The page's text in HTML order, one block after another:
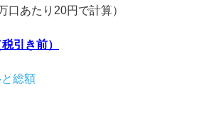
口あたり20円で計算）
引き前）
総額